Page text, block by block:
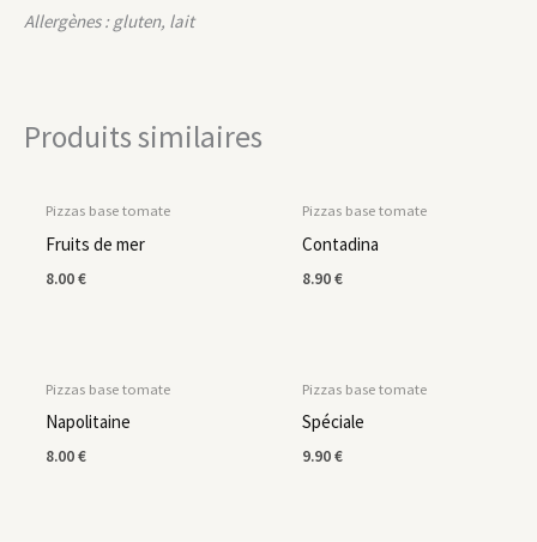
Allergènes : gluten, lait
Produits similaires
Pizzas base tomate
Fruits de mer
8.00€
Pizzas base tomate
Contadina
8.90€
Pizzas base tomate
Napolitaine
8.00€
Pizzas base tomate
Spéciale
9.90€